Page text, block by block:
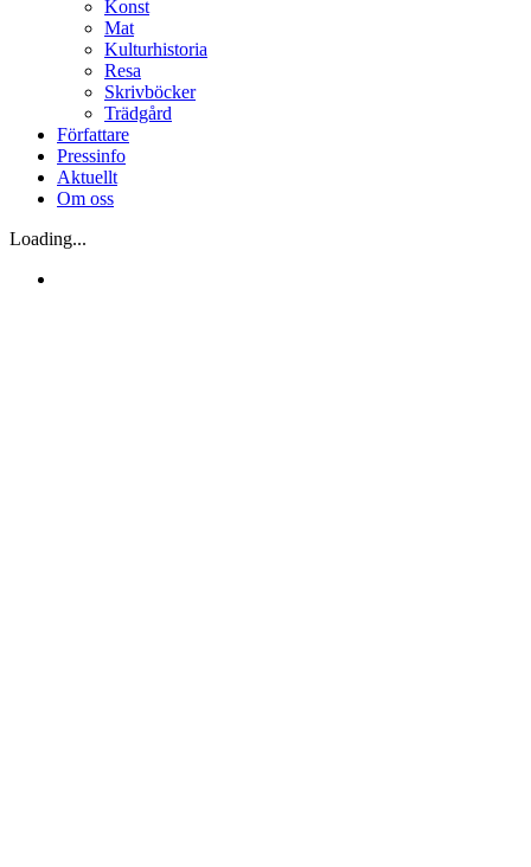
Konst
Mat
Kulturhistoria
Resa
Skrivböcker
Trädgård
Författare
Pressinfo
Aktuellt
Om oss
Loading...